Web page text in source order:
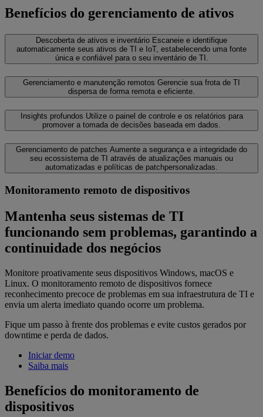
Benefícios do gerenciamento de ativos
Descoberta de ativos e inventário Escaneie e identifique
automaticamente seus ativos de TI e IoT, estabelecendo uma fonte
única e confiável para o seu inventário de TI.
Gerenciamento e manutenção remotos Gerencie sua frota de TI
dispersa de forma remota e eficiente.
Insights profundos Utilize o painel de controle e os relatórios para
promover a tomada de decisões baseada em dados.
Gerenciamento de patches Aumente a segurança e a integridade do
seu ecossistema de TI através de atualizações manuais ou
automatizadas e políticas de patchpersonalizadas.
Monitoramento remoto de dispositivos
Mantenha seus sistemas de TI
funcionando sem problemas, garantindo a
continuidade dos negócios
Monitore proativamente seus dispositivos Windows, macOS e
Linux. O monitoramento remoto de dispositivos fornece
reconhecimento precoce de problemas em sua infraestrutura de TI e
envia um alerta imediato quando ocorre um problema.
Fique um passo à frente dos problemas e evite custos gerados por
downtime e perda de dados.
Iniciar demo
Saiba mais
Benefícios do monitoramento de
dispositivos